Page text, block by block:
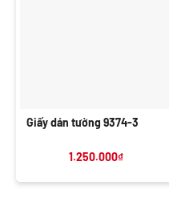
Giấy dán tường 9374-3
1.250.000₫